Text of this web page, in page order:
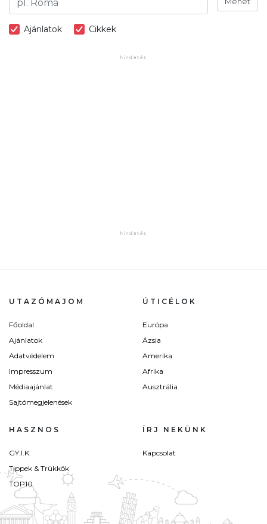
Ajánlatok Cikkek
UTAZÓMAJOM
Főoldal
Ajánlatok
Adatvédelem
Impresszum
Médiaajánlat
Sajtómegjelenések
ÚTICÉLOK
Európa
Ázsia
Amerika
Afrika
Ausztrália
HASZNOS
GY.I.K.
Tippek & Trükkök
TOP10
ÍRJ NEKÜNK
Kapcsolat